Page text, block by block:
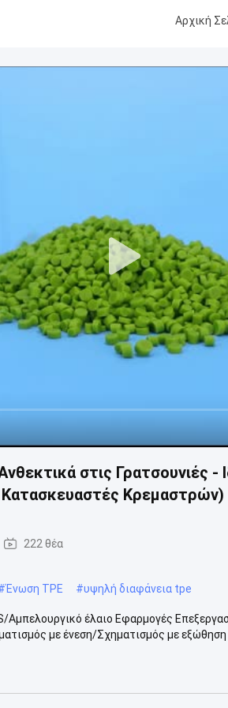
Αρχική
στις Γρατσουνιές
Κρεμαστρών)
222 θέα
Ένωση TPE #υψηλή διαφάνεια tpe
έλαιο Εφαρμογές
με ένεση/Σχηματισμός με εξώθηση